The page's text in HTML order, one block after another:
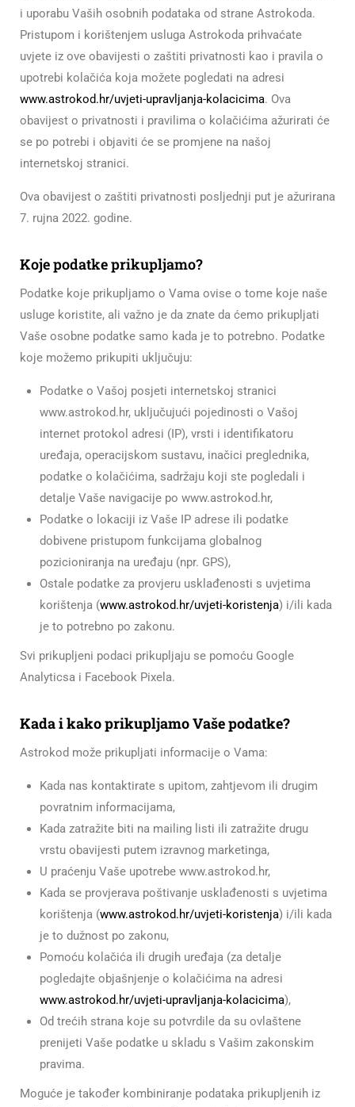
i uporabu Vaših osobnih podataka od strane Astrokoda.
Pristupom i korištenjem usluga Astrokoda prihvaćate
uvjete iz ove obavijesti o zaštiti privatnosti kao i pravila o
upotrebi kolačića koja možete pogledati na adresi
www.astrokod.hr/uvjeti-upravljanja-kolacicima. Ova
obavijest o privatnosti i pravilima o kolačićima ažurirati će
se po potrebi i objaviti će se promjene na našoj
internetskoj stranici.
Ova obavijest o zaštiti privatnosti posljednji put je ažurirana
7. rujna 2022. godine.
Koje podatke prikupljamo?
Podatke koje prikupljamo o Vama ovise o tome koje naše
usluge koristite, ali važno je da znate da ćemo prikupljati
Vaše osobne podatke samo kada je to potrebno. Podatke
koje možemo prikupiti uključuju:
Podatke o Vašoj posjeti internetskoj stranici
www.astrokod.hr, uključujući pojedinosti o Vašoj
internet protokol adresi (IP), vrsti i identifikatoru
uređaja, operacijskom sustavu, inačici preglednika,
podatke o kolačićima, sadržaju koji ste pogledali i
detalje Vaše navigacije po www.astrokod.hr,
Podatke o lokaciji iz Vaše IP adrese ili podatke
dobivene pristupom funkcijama globalnog
pozicioniranja na uređaju (npr. GPS),
Ostale podatke za provjeru usklađenosti s uvjetima
korištenja (www.astrokod.hr/uvjeti-koristenja) i/ili kada
je to potrebno po zakonu.
Svi prikupljeni podaci prikupljaju se pomoću Google
Analyticsa i Facebook Pixela.
Kada i kako prikupljamo Vaše podatke?
Astrokod može prikupljati informacije o Vama:
Kada nas kontaktirate s upitom, zahtjevom ili drugim
povratnim informacijama,
Kada zatražite biti na mailing listi ili zatražite drugu
vrstu obavijesti putem izravnog marketinga,
U praćenju Vaše upotrebe www.astrokod.hr,
Kada se provjerava poštivanje usklađenosti s uvjetima
korištenja (www.astrokod.hr/uvjeti-koristenja) i/ili kada
je to dužnost po zakonu,
Pomoću kolačića ili drugih uređaja (za detalje
pogledajte objašnjenje o kolačićima na adresi
www.astrokod.hr/uvjeti-upravljanja-kolacicima),
Od trećih strana koje su potvrdile da su ovlaštene
prenijeti Vaše podatke u skladu s Vašim zakonskim
pravima.
Moguće je također kombiniranje podataka prikupljenih iz